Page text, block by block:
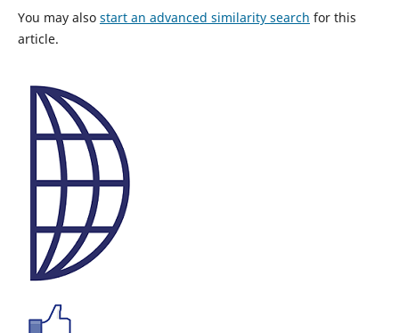
You may also start an advanced similarity search for this
article.